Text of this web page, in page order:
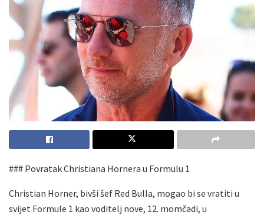
### Povratak Christiana Hornera u Formulu 1
Christian Horner, bivši šef Red Bulla, mogao bi se vratiti u
svijet Formule 1 kao voditelj nove, 12. momčadi, u